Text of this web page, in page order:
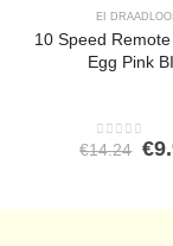
EI
10 Speed
Egg Pink
0out of 5
€14.24 €